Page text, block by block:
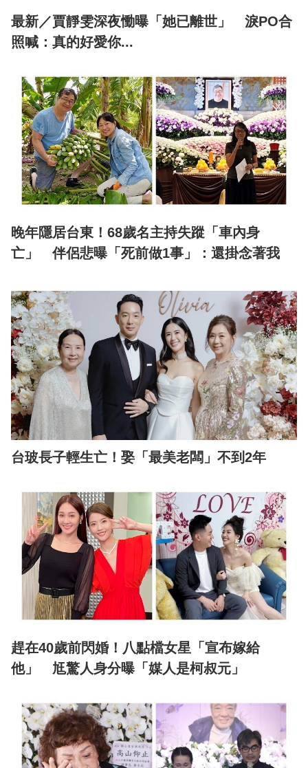
最新／賈靜雯深夜慟曝「她已離世」 淚PO合
照喊：真的好愛你...
晚年隱居台東！68歲名主持失蹤「車內身
亡」 伴侶悲曝「死前做1事」：還掛念著我
台玻長子輕生亡！娶「最美老闆」不到2年
趕在40歲前閃婚！八點檔女星「宣布嫁給
他」 尪驚人身分曝「媒人是柯叔元」